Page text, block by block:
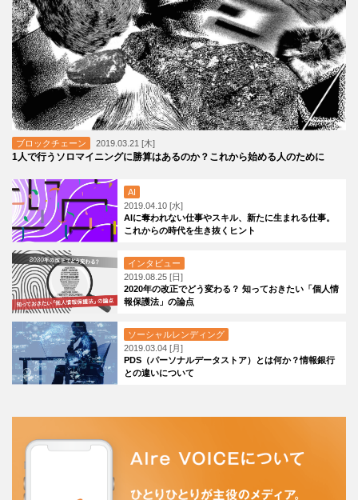
ブロックチェーン 2019.03.21 [木]
1人で行うソロマイニングに勝算はあるのか？これから始める人のために
AI
2019.04.10 [水]
AIに奪われない仕事やスキル、新たに生まれる仕事。
これからの時代を生き抜くヒント
インタビュー
2019.08.25 [日]
2020年の改正でどう変わる？ 知っておきたい「個人情
報保護法」の論点
ソーシャルレンディング
2019.03.04 [月]
PDS（パーソナルデータストア）とは何か？情報銀行
との違いについて